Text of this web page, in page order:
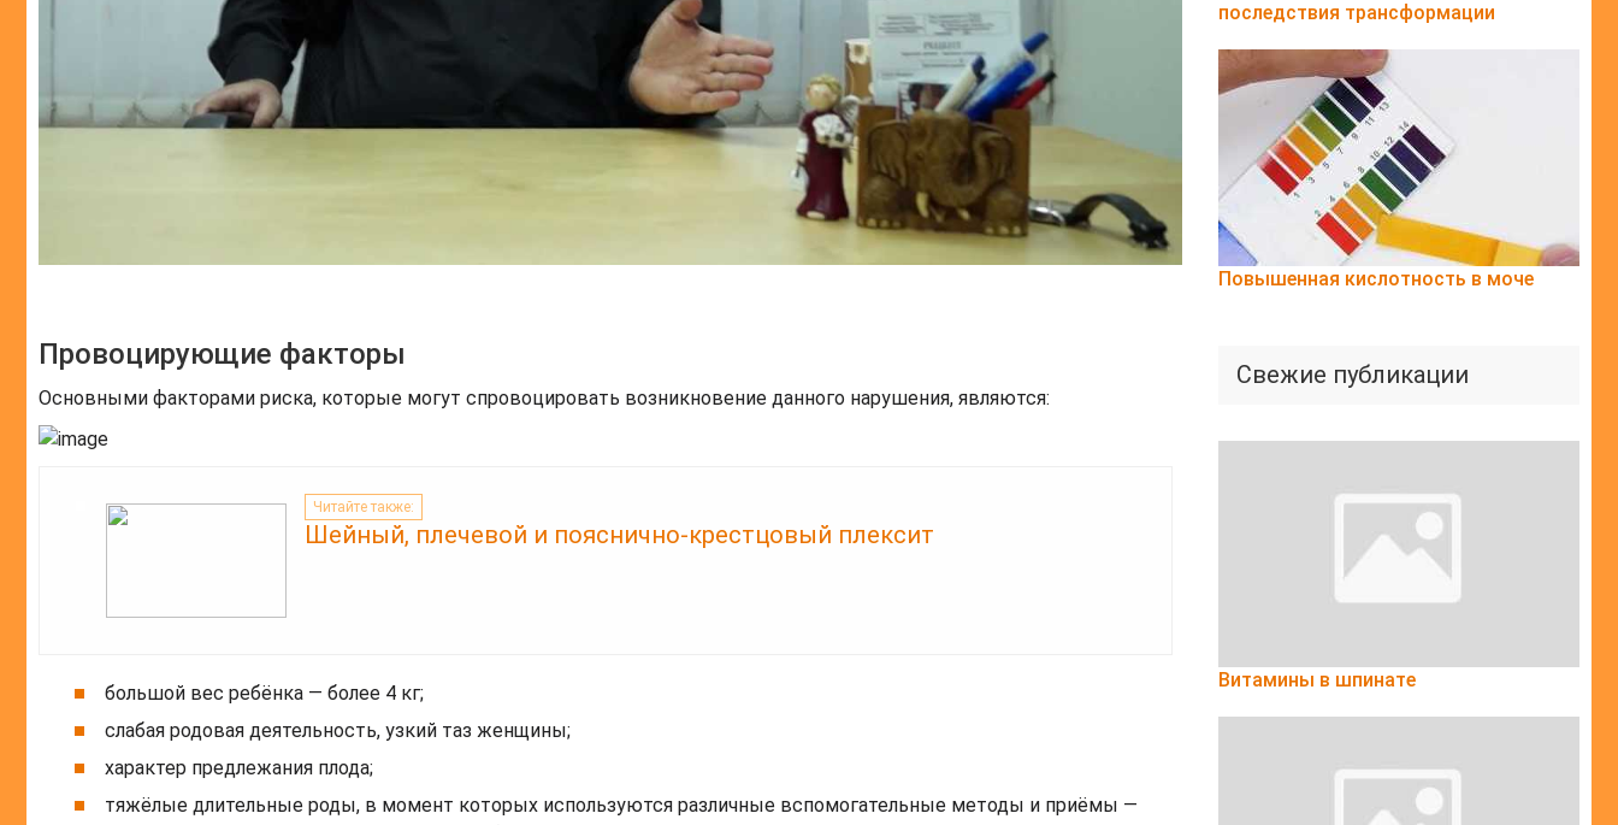
Провоцирующие факторы
Основными факторами риска, которые могут спровоцировать возникновение данного нарушения, являются:
Читайте также:
Шейный, плечевой и пояснично-крестцовый плексит
большой вес ребёнка — более 4 кг;
слабая родовая деятельность, узкий таз женщины;
характер предлежания плода;
тяжёлые длительные роды, в момент которых используются различные вспомогательные методы и приёмы —
последствия трансформации
Повышенная кислотность в моче
Свежие публикации
Витамины в шпинате